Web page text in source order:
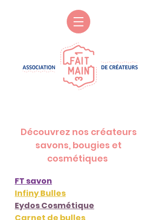
Découvrez nos créateurs
savons, bougies et
cosmétiques
FT savon
Infiny Bulles
Eydos Cosmétique